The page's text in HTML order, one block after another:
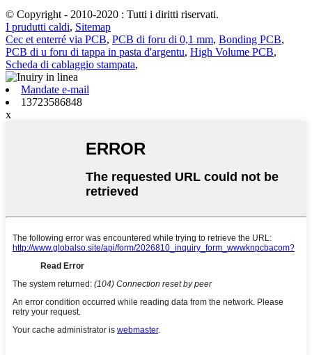
© Copyright - 2010-2020 : Tutti i diritti riservati.
I prudutti caldi, Sitemap
Cec et enterré via PCB, PCB di foru di 0,1 mm, Bonding PCB,
PCB di u foru di tappa in pasta d'argentu, High Volume PCB,
Scheda di cablaggio stampata,
Mandate e-mail
13723586848
x